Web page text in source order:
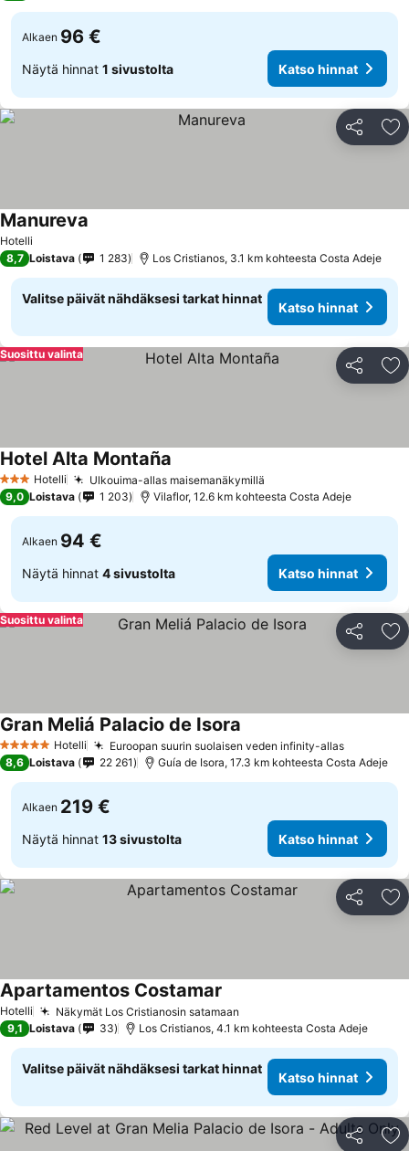
Alkaen 96 €
Näytä hinnat 1 sivustolta Katso hinnat
Jaa
Hotelli
Manureva
8,7 Loistava 1 283 Los Cristianos, 3.1 km kohteesta Costa Adeje
Valitse päivät nähdäksesi tarkat hinnat
Katso hinnat
Jaa
Suosittu valinta
3 Tähtiluokitus
Hotelli Ulkouima-allas maisemanäkymillä
Hotel Alta Montaña
9,0 Loistava 1 203 Vilaflor, 12.6 km kohteesta Costa Adeje
Alkaen 94 €
Näytä hinnat 4 sivustolta Katso hinnat
Jaa
Suosittu valinta
5 Tähtiluokitus
Hotelli Euroopan suurin suolaisen veden infinity-allas
Gran Meliá Palacio de Isora
8,6 Loistava 22 261 Guía de Isora, 17.3 km kohteesta Costa Adeje
Alkaen 219 €
Näytä hinnat 13 sivustolta Katso hinnat
Jaa
Hotelli Näkymät Los Cristianosin satamaan
Apartamentos Costamar
9,1 Loistava 33 Los Cristianos, 4.1 km kohteesta Costa Adeje
Valitse päivät nähdäksesi tarkat hinnat
Katso hinnat
Jaa